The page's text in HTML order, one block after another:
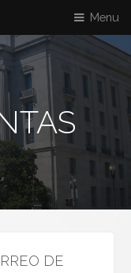
Menu
DE